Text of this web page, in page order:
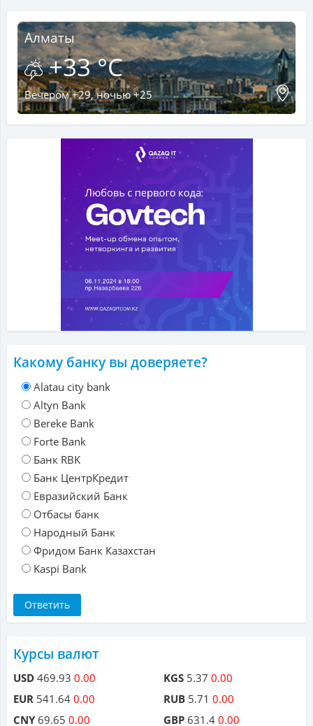
Алматы
+33 °C
Вечером +29, ночью +25
Какому банку вы доверяете?
Alatau city bank
Altyn Bank
Bereke Bank
Forte Bank
Банк RBK
Банк ЦентрКредит
Евразийский Банк
Отбасы банк
Народный Банк
Фридом Банк Казахстан
Kaspi Bank
Курсы валют
USD 469.93 0.00
EUR 541.64 0.00
CNY69.65 0.00
KGS 5.37 0.00
RUB 5.71 0.00
GBP 631.4 0.00